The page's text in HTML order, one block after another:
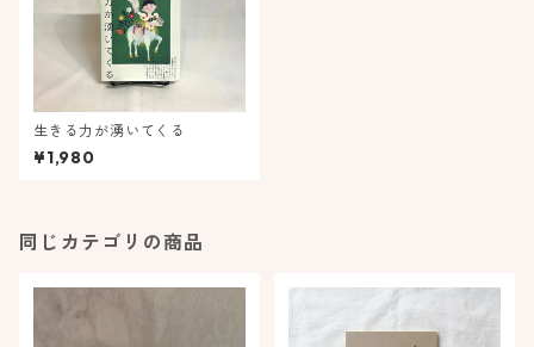
生きる力が湧いてくる
¥1,980
同じカテゴリの商品